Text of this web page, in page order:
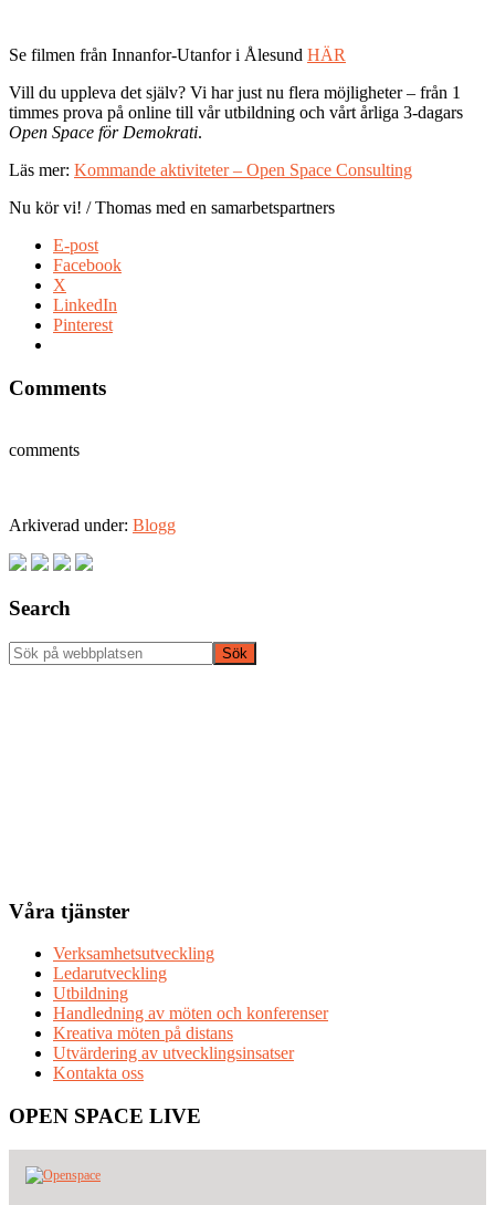
Se filmen från Innanfor-Utanfor i Ålesund HÄR
Vill du uppleva det själv? Vi har just nu flera möjligheter – från 1
timmes prova på online till vår utbildning och vårt årliga 3-dagars
Open Space för Demokrati.
Läs mer: Kommande aktiviteter – Open Space Consulting
Nu kör vi! / Thomas med en samarbetspartners
E-post
Facebook
X
LinkedIn
Pinterest
Comments
comments
Arkiverad under: Blogg
Primärt
sidofält
Search
Sök
på
Våra tjänster
Verksamhetsutveckling
Ledarutveckling
Utbildning
Handledning av möten och konferenser
Kreativa möten på distans
Utvärdering av utvecklingsinsatser
Kontakta oss
OPEN SPACE LIVE